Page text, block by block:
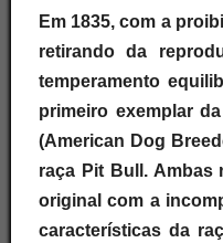
Em 1835, com a
retirando da
temperamento
primeiro exemplar
(American Dog
raça Pit Bull. Ambas
original com a
características da